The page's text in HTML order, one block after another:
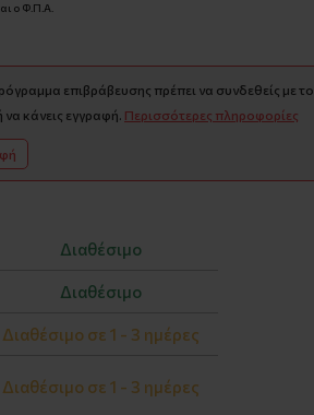
ο Φ.Π.Α.
επιβράβευσης πρέπει να συνδεθείς με το
κάνεις εγγραφή. Περισσότερες πληροφορίες
Διαθέσιμο
Διαθέσιμο
Διαθέσιμο σε 1 - 3 ημέρες
Διαθέσιμο σε 1 - 3 ημέρες